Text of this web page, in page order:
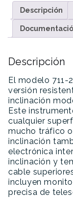
Descripción
Descripción
El modelo 711-
versión
inclinación
Este
cualquier
mucho tráfico
inclinación
electrónica
inclinación y
cable
incluyen
precisa de